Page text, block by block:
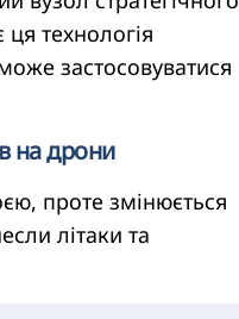
технологія
застосовуватися
на дрони
проте змінюється
літаки та